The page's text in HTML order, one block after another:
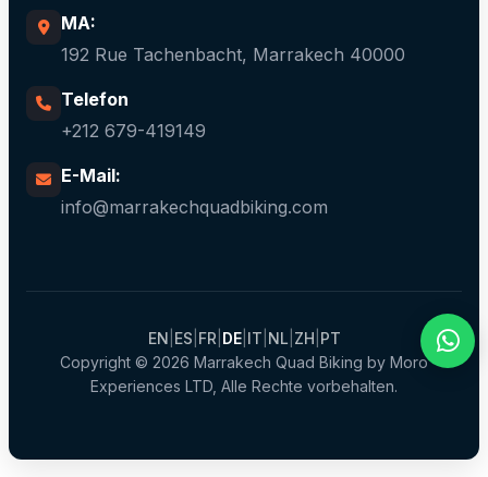
MA:
192 Rue Tachenbacht, Marrakech 40000
Telefon
+212 679-419149
E-Mail:
info@marrakechquadbiking.com
Copyright © 2026 Marrakech Quad Biking by Moro
Experiences LTD, Alle Rechte vorbehalten.
EN ES FR DE| IT NL ZH PT